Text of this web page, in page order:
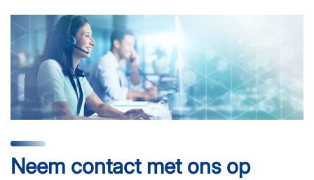
Neem contact met ons op